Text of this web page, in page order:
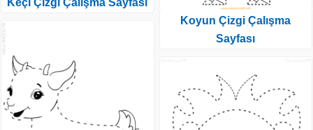
Keçi Çizgi Çalışma Sayfası
Koyun Çizgi Çalışma
Sayfası